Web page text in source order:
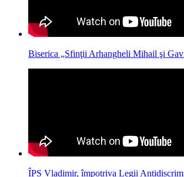
Biserica „Sfinţii Arhangheli Mihail şi
ÎPS Vladimir, împotriva Legii